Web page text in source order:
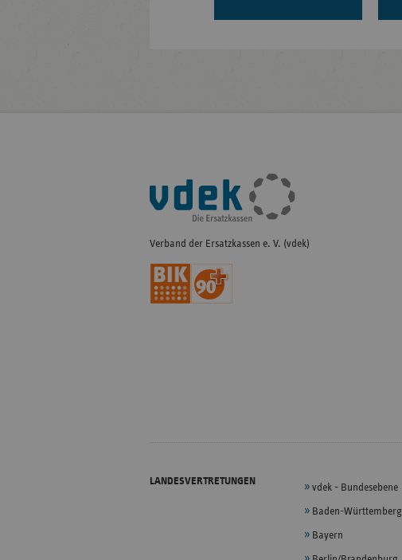
Fußleisten-
Navigation
Verband der Ersatzkassen e. V. (vdek)
LANDESVERTRETUNGEN
vdek - Bundesebene
Baden-Württemberg
Bayern